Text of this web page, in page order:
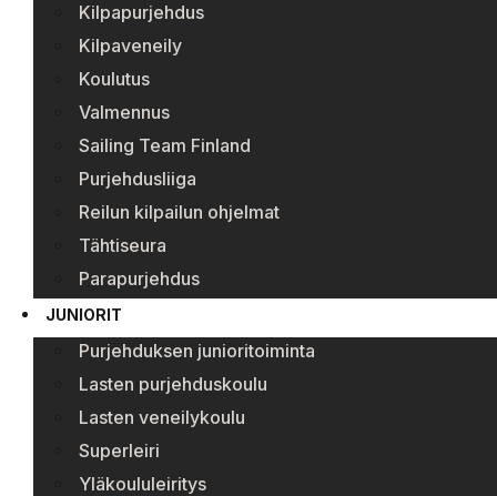
Kilpapurjehdus
Kilpaveneily
Koulutus
Valmennus
Sailing Team Finland
Purjehdusliiga
Reilun kilpailun ohjelmat
Tähtiseura
Parapurjehdus
JUNIORIT
Purjehduksen junioritoiminta
Lasten purjehduskoulu
Lasten veneilykoulu
Superleiri
Yläkoululeiritys